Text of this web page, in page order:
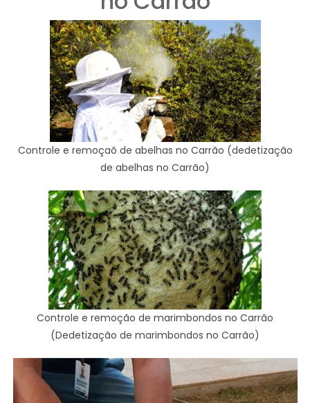
Controle e remoçaõ de abelhas no Carrão (dedetização
de abelhas no Carrão)
Controle e remoção de marimbondos no Carrão
(Dedetização de marimbondos no Carrão)